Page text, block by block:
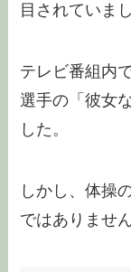
目されていま
テレビ番組内
選手の「彼女
した。
しかし、体操
ではありませ